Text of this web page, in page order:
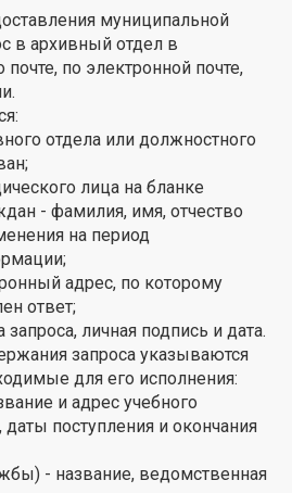
муниципальной
в архивный отдел в
по электронной почте,
отдела или должностного
лица на бланке
- фамилия, имя, отчество
на период
адрес, по которому
ответ;
личная подпись и дата.
запроса указываются
для его исполнения:
и адрес учебного
даты поступления и окончания
- название, ведомственная